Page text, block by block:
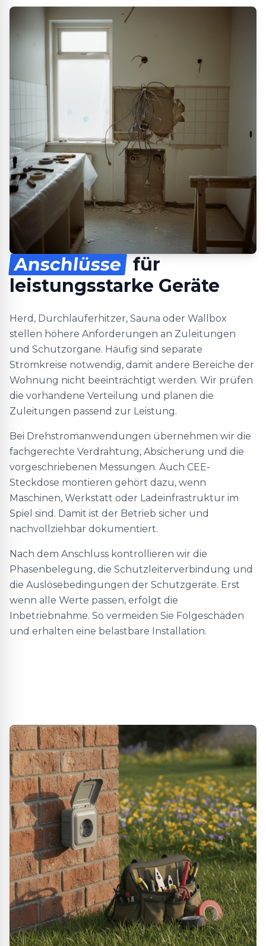
Anschlüsse für
leistungsstarke Geräte
Herd, Durchlauferhitzer, Sauna oder Wallbox
stellen höhere Anforderungen an Zuleitungen
und Schutzorgane. Häufig sind separate
Stromkreise notwendig, damit andere Bereiche der
Wohnung nicht beeinträchtigt werden. Wir prüfen
die vorhandene Verteilung und planen die
Zuleitungen passend zur Leistung.
Bei Drehstromanwendungen übernehmen wir die
fachgerechte Verdrahtung, Absicherung und die
vorgeschriebenen Messungen. Auch CEE-
Steckdose montieren gehört dazu, wenn
Maschinen, Werkstatt oder Ladeinfrastruktur im
Spiel sind. Damit ist der Betrieb sicher und
nachvollziehbar dokumentiert.
Nach dem Anschluss kontrollieren wir die
Phasenbelegung, die Schutzleiterverbindung und
die Auslösebedingungen der Schutzgeräte. Erst
wenn alle Werte passen, erfolgt die
Inbetriebnahme. So vermeiden Sie Folgeschäden
und erhalten eine belastbare Installation.